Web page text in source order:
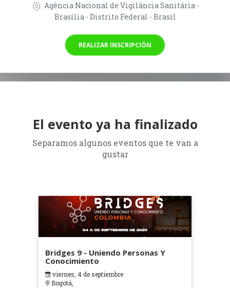
Agência Nacional de Vigilância Sanitária -
Brasília - Distrito Federal - Brasil
REALIZAR INSCRIPCIÓN
El evento ya ha finalizado
Separamos algunos eventos que te van a
gustar
Bridges 9 - Uniendo Personas Y
Conocimiento
viernes, 4 de septiembre
Bogotá,